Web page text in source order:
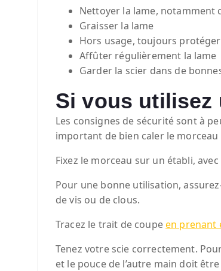
Nettoyer la lame, notamment
Graisser la lame
Hors usage, toujours
Affûter régulièrement la lame
Garder la scier dans de
Si vous utilisez
Les consignes de sécurité sont à
important de bien caler le
Fixez le morceau sur un établi,
Pour une bonne utilisation,
de vis ou de clous.
Tracez le trait de coupeen prenant
Tenez votre scie correctement.
et le pouce de l’autre main doit